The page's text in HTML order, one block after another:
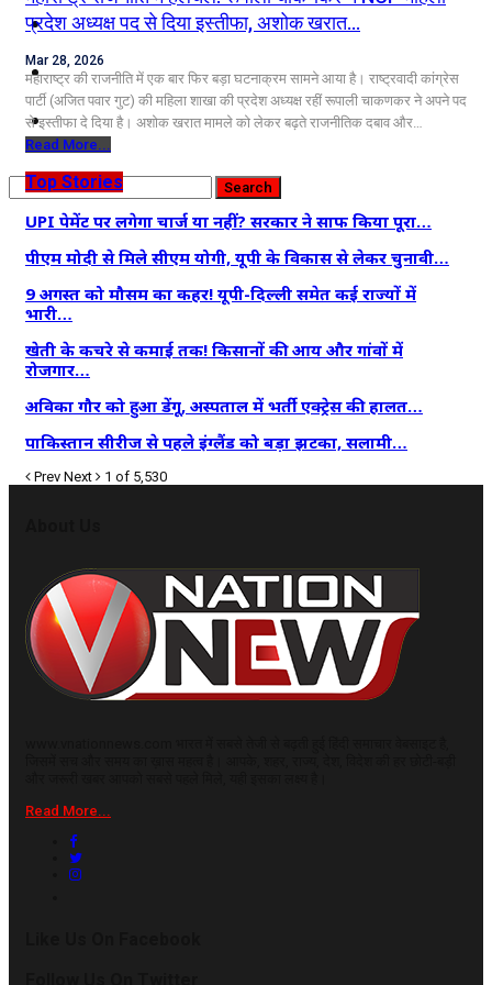
कृषि
धर्म
विज्ञान तकनीकी
प्रदेश अध्यक्ष पद से दिया इस्तीफा, अशोक खरात…
Mar 28, 2026
महाराष्ट्र की राजनीति में एक बार फिर बड़ा घटनाक्रम सामने आया है। राष्ट्रवादी कांग्रेस
पार्टी (अजित पवार गुट) की महिला शाखा की प्रदेश अध्यक्ष रहीं रूपाली चाकणकर ने अपने पद
से इस्तीफा दे दिया है। अशोक खरात मामले को लेकर बढ़ते राजनीतिक दबाव और…
Read More...
Top Stories
UPI पेमेंट पर लगेगा चार्ज या नहीं? सरकार ने साफ किया पूरा…
पीएम मोदी से मिले सीएम योगी, यूपी के विकास से लेकर चुनावी…
9 अगस्त को मौसम का कहर! यूपी-दिल्ली समेत कई राज्यों में
भारी…
खेती के कचरे से कमाई तक! किसानों की आय और गांवों में
रोजगार…
अविका गौर को हुआ डेंगू, अस्पताल में भर्ती एक्ट्रेस की हालत…
पाकिस्तान सीरीज से पहले इंग्लैंड को बड़ा झटका, सलामी…
Prev Next 1 of 5,530
Read More...